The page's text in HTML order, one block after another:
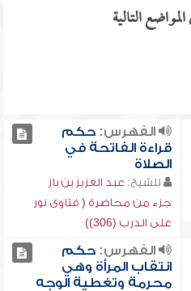
التالية
الفهرس:حكم
قراءة الفاتحة في
الصلاة
للشيخ: عبد العزيز بن باز
جزء من محاضرة ( فتاوى نور
على الدرب (306))
الفهرس:حكم
انتقاب المرأة وهي
محرمة وتغطية الوجه